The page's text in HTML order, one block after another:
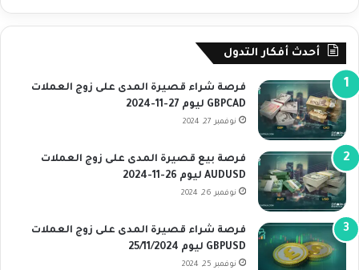
أحدث أفكار التدول
فرصة شراء قصيرة المدى على زوج العملات
GBPCAD ليوم 27-11-2024
نوفمبر 27, 2024
فرصة بيع قصيرة المدى على زوج العملات
AUDUSD ليوم 26-11-2024
نوفمبر 26, 2024
فرصة شراء قصيرة المدى على زوج العملات
GBPUSD ليوم 25/11/2024
نوفمبر 25, 2024